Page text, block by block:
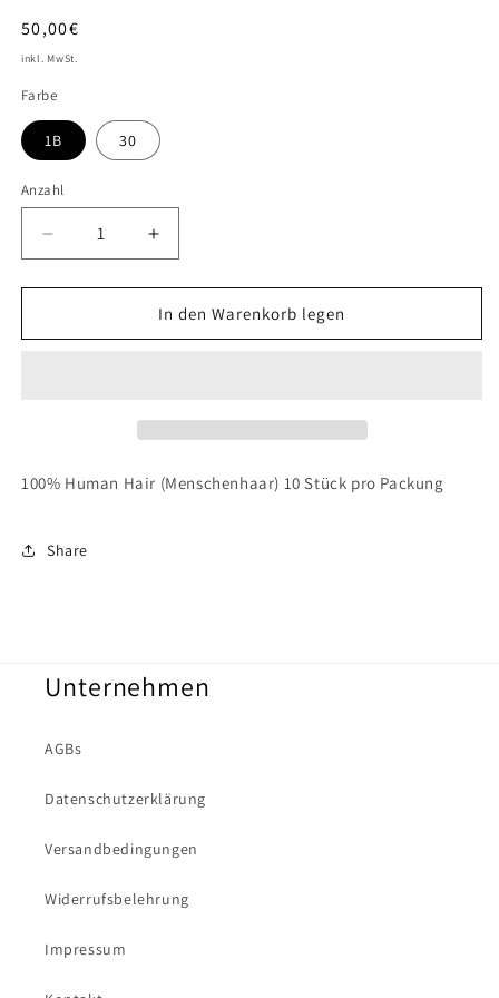
Normaler
Preis
50,00€
inkl. MwSt.
Farbe
1B 30
Anzahl
Verringere
die
Menge
Dread
Erhöhe
die
Menge
für
Dread
In den Warenkorb legen
100% Human Hair (Menschenhaar) 10 Stück pro Packung
Share
Unternehmen
AGBs
Datenschutzerklärung
Versandbedingungen
Widerrufsbelehrung
Impressum